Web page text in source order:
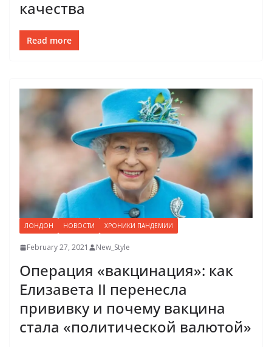
качества
Read more
ЛОНДОН НОВОСТИ ХРОНИКИ ПАНДЕМИИ
February 27, 2021 New_Style
Операция «вакцинация»: как
Елизавета II перенесла
прививку и почему вакцина
стала «политической валютой»